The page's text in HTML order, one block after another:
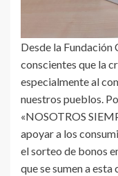
Desde la Fundación
conscientes que la
especialmente al
nuestros pueblos.
«NOSOTROS
apoyar a los
el sorteo de bonos
que se sumen a esta